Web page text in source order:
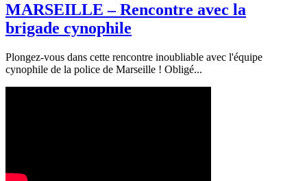
MARSEILLE – Rencontre avec la
brigade cynophile
Plongez-vous dans cette rencontre inoubliable avec l'équipe
cynophile de la police de Marseille ! Obligé...